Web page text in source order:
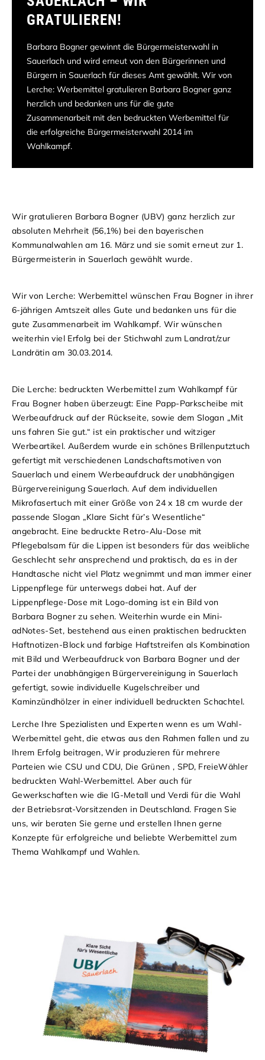
GRATULIEREN!
Barbara Bogner gewinnt die Bürgermeisterwahl in
Sauerlach und wird erneut von den Bürgerinnen und
Bürgern in Sauerlach für dieses Amt gewählt. Wir von
Lerche: Werbemittel gratulieren Barbara Bogner ganz
herzlich und bedanken uns für die gute
Zusammenarbeit mit den bedruckten Werbemittel für
die erfolgreiche Bürgermeisterwahl 2014 im
Wahlkampf.
Wir gratulieren Barbara Bogner (UBV) ganz herzlich zur
absoluten Mehrheit (56,1%) bei den bayerischen
Kommunalwahlen am 16. März und sie somit erneut zur 1.
Bürgermeisterin in Sauerlach gewählt wurde.
Wir von Lerche: Werbemittel wünschen Frau Bogner in ihrer
6-jährigen Amtszeit alles Gute und bedanken uns für die
gute Zusammenarbeit im Wahlkampf. Wir wünschen
weiterhin viel Erfolg bei der Stichwahl zum Landrat/zur
Landrätin am 30.03.2014.
Die Lerche: bedruckten Werbemittel zum Wahlkampf für
Frau Bogner haben überzeugt: Eine Papp-Parkscheibe mit
Werbeaufdruck auf der Rückseite, sowie dem Slogan „Mit
uns fahren Sie gut.“ ist ein praktischer und witziger
Werbeartikel. Außerdem wurde ein schönes Brillenputztuch
gefertigt mit verschiedenen Landschaftsmotiven von
Sauerlach und einem Werbeaufdruck der unabhängigen
Bürgervereinigung Sauerlach. Auf dem individuellen
Mikrofasertuch mit einer Größe von 24 x 18 cm wurde der
passende Slogan „Klare Sicht für’s Wesentliche“
angebracht. Eine bedruckte Retro-Alu-Dose mit
Pflegebalsam für die Lippen ist besonders für das weibliche
Geschlecht sehr ansprechend und praktisch, da es in der
Handtasche nicht viel Platz wegnimmt und man immer einer
Lippenpflege für unterwegs dabei hat. Auf der
Lippenpflege-Dose mit Logo-doming ist ein Bild von
Barbara Bogner zu sehen. Weiterhin wurde ein Mini-
adNotes-Set, bestehend aus einen praktischen bedruckten
Haftnotizen-Block und farbige Haftstreifen als Kombination
mit Bild und Werbeaufdruck von Barbara Bogner und der
Partei der unabhängigen Bürgervereinigung in Sauerlach
gefertigt, sowie individuelle Kugelschreiber und
Kaminzündhölzer in einer individuell bedruckten Schachtel.
Lerche Ihre Spezialisten und Experten wenn es um Wahl-
Werbemittel geht, die etwas aus den Rahmen fallen und zu
Ihrem Erfolg beitragen, Wir produzieren für mehrere
Parteien wie CSU und CDU, Die Grünen , SPD, FreieWähler
bedruckten Wahl-Werbemittel. Aber auch für
Gewerkschaften wie die IG-Metall und Verdi für die Wahl
der Betriebsrat-Vorsitzenden in Deutschland. Fragen Sie
uns, wir beraten Sie gerne und erstellen Ihnen gerne
Konzepte für erfolgreiche und beliebte Werbemittel zum
Thema Wahlkampf und Wahlen.